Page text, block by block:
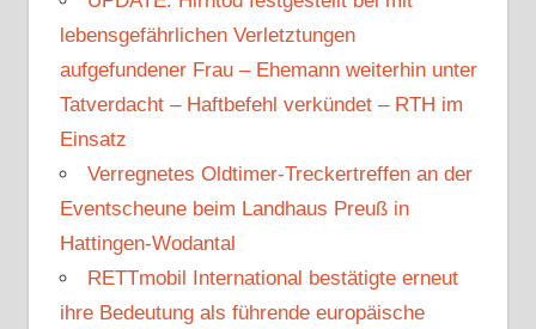
lebensgefährlichen Verletztungen
aufgefundener Frau – Ehemann weiterhin unter
Tatverdacht – Haftbefehl verkündet – RTH im
Einsatz
Verregnetes Oldtimer-Treckertreffen an der
Eventscheune beim Landhaus Preuß in
Hattingen-Wodantal
RETTmobil International bestätigte erneut
ihre Bedeutung als führende europäische